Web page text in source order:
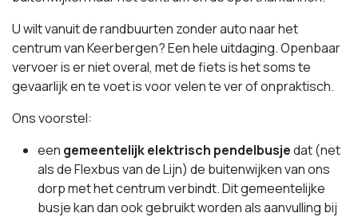
U wilt vanuit de randbuurten zonder auto naar het
centrum van Keerbergen? Een hele uitdaging. Openbaar
vervoer is er niet overal, met de fiets is het soms te
gevaarlijk en te voet is voor velen te ver of onpraktisch.
Ons voorstel:
een gemeentelijk elektrisch pendelbusjedat (net
als de Flexbus van de Lijn) de buitenwijken van ons
dorp met het centrum verbindt. Dit gemeentelijke
busje kan dan ook gebruikt worden als aanvulling bij